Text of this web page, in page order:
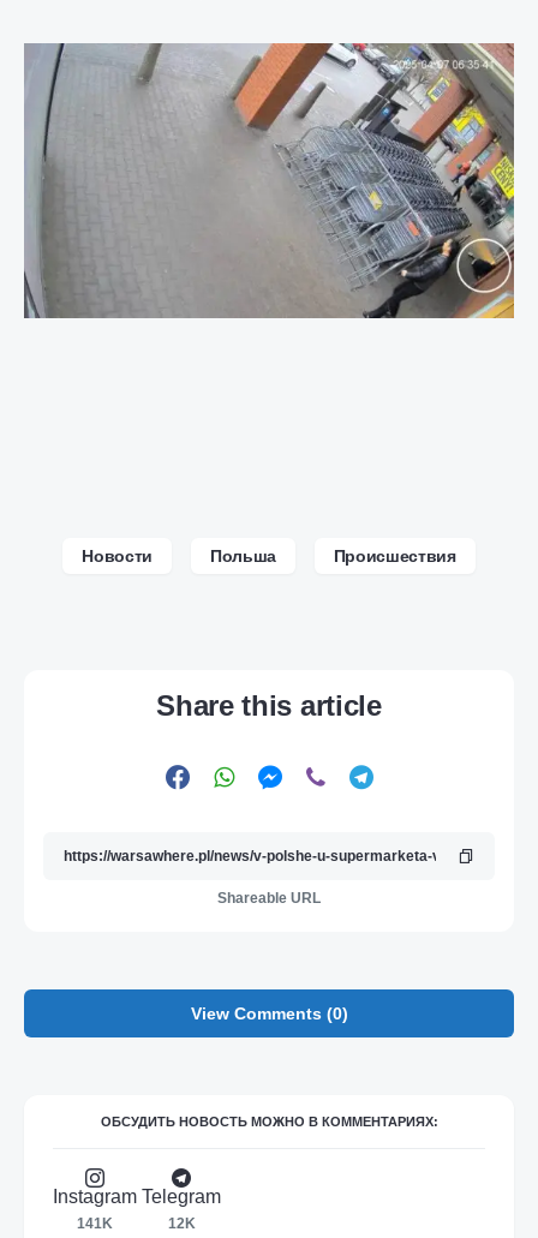
Новости Польша Происшествия
Share this article
Shareable URL
View Comments (0)
ОБСУДИТЬ НОВОСТЬ МОЖНО В КОММЕНТАРИЯХ:
Instagram
141K
Telegram
12K